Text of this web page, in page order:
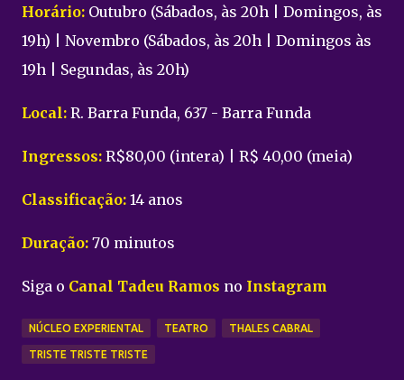
Horário: Outubro (Sábados, às 20h | Domingos, às
19h) | Novembro (Sábados, às 20h | Domingos às
19h | Segundas, às 20h)
Local: R. Barra Funda, 637 - Barra Funda
Ingressos: R$80,00 (intera) | R$ 40,00 (meia)
Classificação: 14 anos
Duração: 70 minutos
Siga o Canal Tadeu Ramos no Instagram
NÚCLEO EXPERIENTAL TEATRO THALES CABRAL
TRISTE TRISTE TRISTE